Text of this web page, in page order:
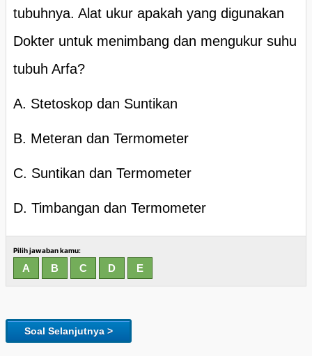
tubuhnya. Alat ukur apakah yang digunakan
Dokter untuk menimbang dan mengukur suhu
tubuh Arfa?
A. Stetoskop dan Suntikan
B. Meteran dan Termometer
C. Suntikan dan Termometer
D. Timbangan dan Termometer
Pilih jawaban kamu:
Soal Selanjutnya >